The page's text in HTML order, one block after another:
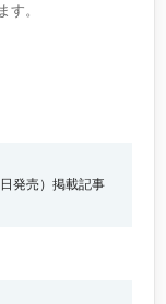
す。
発売）掲載記事